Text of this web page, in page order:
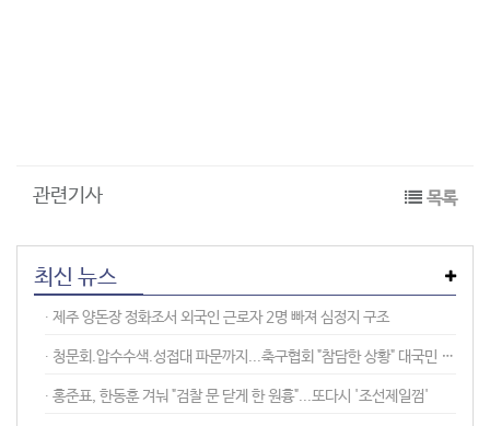
관련기사 목록
최신 뉴스
∙︎ 제주 양돈장 정화조서 외국인 근로자 2명 빠져 심정지 구조
∙︎ 청문회.압수수색.성접대 파문까지...축구협회 "참담한 상황" 대국민 사과
∙︎ 홍준표, 한동훈 겨눠 "검찰 문 닫게 한 원흉"...또다시 '조선제일껌'